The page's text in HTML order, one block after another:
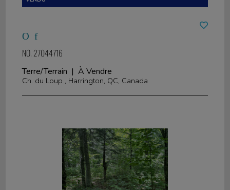
NO. 27044716
Terre/Terrain | À Vendre
Ch. du Loup , Harrington, QC, Canada